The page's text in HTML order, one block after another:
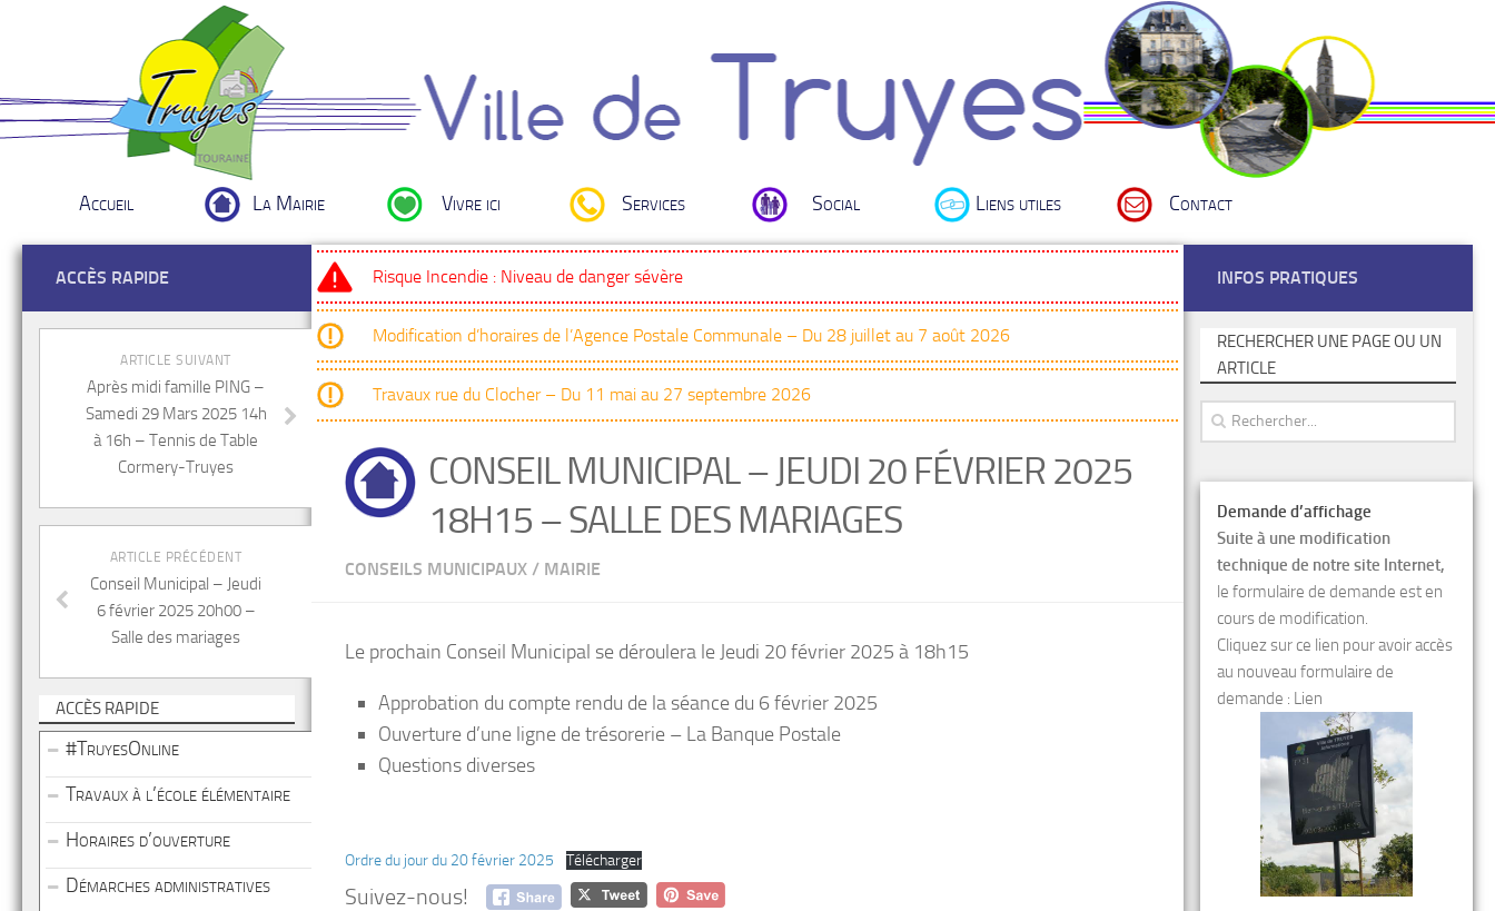
Accueil La Mairie Vivre ici Services Social Liens utiles Contact
Risque Incendie : Niveau de danger sévère
Modification d’horaires de l’Agence Postale Communale – Du 28 juillet au 7 août 2026
Travaux rue du Clocher – Du 11 mai au 27 septembre 2026
CONSEIL MUNICIPAL – JEUDI 20 FÉVRIER 2025
18H15 – SALLE DES MARIAGES
CONSEILS MUNICIPAUX / MAIRIE
Le prochain Conseil Municipal se déroulera le Jeudi 20 février 2025 à 18h15
Approbation du compte rendu de la séance du 6 février 2025
Ouverture d’une ligne de trésorerie – La Banque Postale
Questions diverses
Ordre du jour du 20 février 2025 Télécharger
Suivez-nous!
ACCÈS RAPIDE
ARTICLE SUIVANT
Après midi famille PING –
Samedi 29 Mars 2025 14h
à 16h – Tennis de Table
Cormery-Truyes
ARTICLE PRÉCÉDENT
Conseil Municipal – Jeudi
6 février 2025 20h00 –
Salle des mariages
ACCÈS RAPIDE
#TruyesOnline
Travaux à l’école élémentaire
Horaires d’ouverture
Démarches administratives
INFOS PRATIQUES
RECHERCHER UNE PAGE OU UN
ARTICLE
Demande d’affichage
Suite à une modification
technique de notre site Internet,
le formulaire de demande est en
cours de modification.
Cliquez sur ce lien pour avoir accès
au nouveau formulaire de
demande : Lien